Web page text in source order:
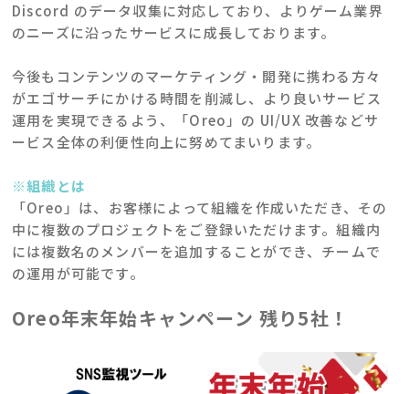
Discord のデータ収集に対応しており、よりゲーム業界
のニーズに沿ったサービスに成長しております。
今後もコンテンツのマーケティング・開発に携わる方々
がエゴサーチにかける時間を削減し、より良いサービス
運用を実現できるよう、「Oreo」の UI/UX 改善などサ
ービス全体の利便性向上に努めてまいります。
※組織とは
「Oreo」は、お客様によって組織を作成いただき、その
中に複数のプロジェクトをご登録いただけます。組織内
には複数名のメンバーを追加することができ、チームで
の運用が可能です。
Oreo年末年始キャンペーン 残り5社！